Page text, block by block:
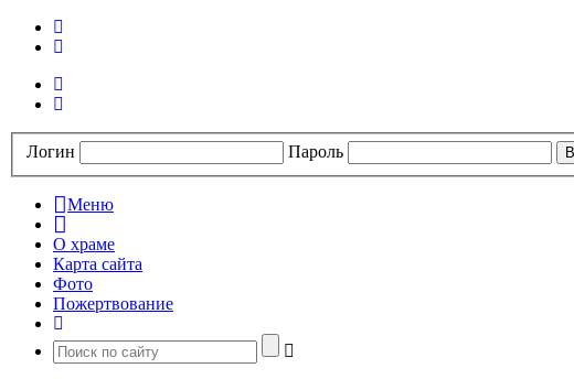
Логин Пароль
Меню
О храме
Карта сайта
Фото
Пожертвование